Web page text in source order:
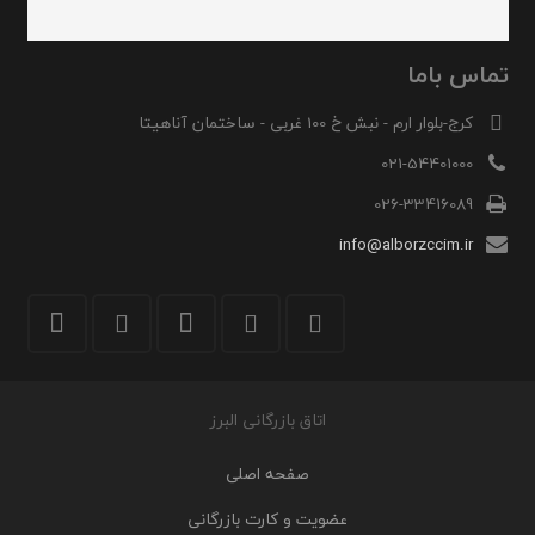
تماس باما
کرج-بلوار ارم - نبش خ 100 غربی - ساختمان آناهیتا
021-54401000
026-33416089
info@alborzccim.ir
اتاق بازرگانی البرز
صفحه اصلی
عضویت و کارت بازرگانی